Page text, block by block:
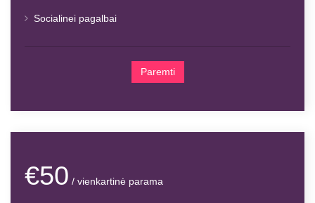
Socialinei pagalbai
Paremti
€50 / vienkartinė parama